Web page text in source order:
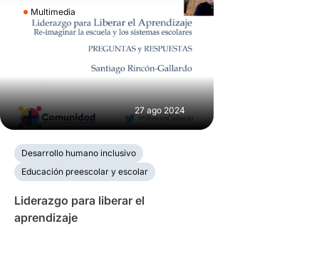
Multimedia
27 ago 2024
Desarrollo humano inclusivo
Educación preescolar y escolar
Liderazgo para liberar el
aprendizaje